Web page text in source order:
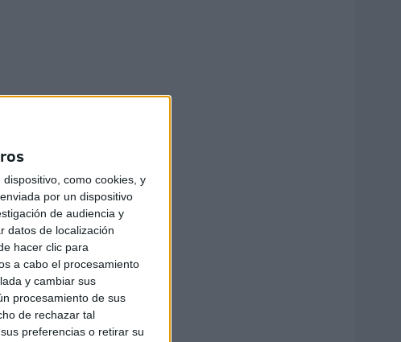
como cookies, y
por un dispositivo
de audiencia y
datos de localización
hacer clic para
a cabo el procesamiento
y cambiar sus
procesamiento de sus
de rechazar tal
preferencias o retirar su